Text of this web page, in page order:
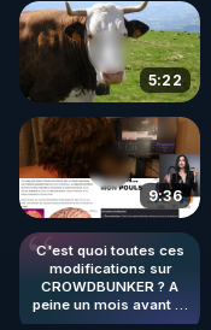
http://rgnr.li/news
🌱 VIDÉOS NON
Toutes les vidéos
http://rgnr.li/odysee
🌱 LES STAGES
http://rgnr.li/stages
5:22
9:36
C'est quoi toutes ces
modifications sur
CROWDBUNKER ? A
peine un mois avant le
début de la censure sur